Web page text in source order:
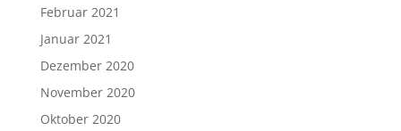
Februar 2021
Januar 2021
Dezember 2020
November 2020
Oktober 2020